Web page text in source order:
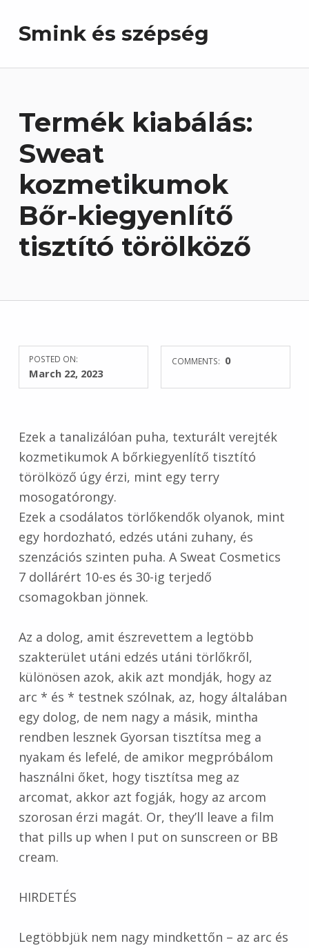
Smink és szépség
Termék kiabálás:
Sweat
kozmetikumok
Bőr-kiegyenlítő
tisztító törölköző
POSTED ON:
March 22, 2023
COMMENTS: 0
Ezek a tanalizálóan puha, texturált verejték
kozmetikumok A bőrkiegyenlítő tisztító
törölköző úgy érzi, mint egy terry
mosogatórongy.
Ezek a csodálatos törlőkendők olyanok, mint
egy hordozható, edzés utáni zuhany, és
szenzációs szinten puha. A Sweat Cosmetics
7 dollárért 10-es és 30-ig terjedő
csomagokban jönnek.
Az a dolog, amit észrevettem a legtöbb
szakterület utáni edzés utáni törlőkről,
különösen azok, akik azt mondják, hogy az
arc * és * testnek szólnak, az, hogy általában
egy dolog, de nem nagy a másik, mintha
rendben lesznek Gyorsan tisztítsa meg a
nyakam és lefelé, de amikor megpróbálom
használni őket, hogy tisztítsa meg az
arcomat, akkor azt fogják, hogy az arcom
szorosan érzi magát. Or, they’ll leave a film
that pills up when I put on sunscreen or BB
cream.
HIRDETÉS
Legtöbbjük nem nagy mindkettőn – az arc és